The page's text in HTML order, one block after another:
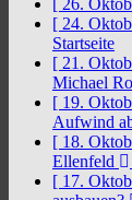
[ 26.
[ 24.
Startseite
[ 21.
Michael
[ 19.
Aufwind
[ 18.
Ellenfeld
[ 17.